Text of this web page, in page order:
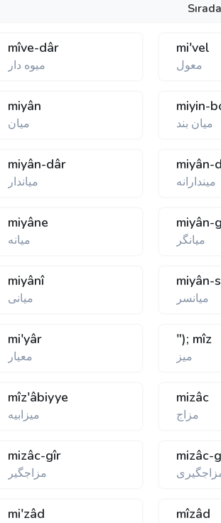
mîve-dâr
ميوه دار
mi'vel
معول
miyân
ميان
miyin-
ميان بند
miyân-dâr
مياندار
miyân-
ميندارانه
miyâne
ميانه
miyân-
ميانگر
miyânî
ميانی
miyân-
ميانسر
mi'yâr
معيار
"); mîz
ميز
mîz'âbiyye
ميزابيه
mizâc
مزاج
mizâc-gîr
مزاجگير
mizâc-
mi'zâd mîzâd